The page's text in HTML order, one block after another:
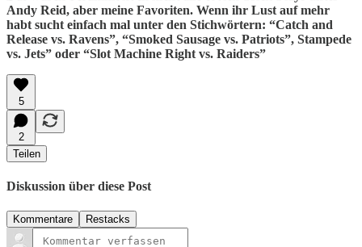
Andy Reid, aber meine Favoriten. Wenn ihr Lust auf mehr
habt sucht einfach mal unter den Stichwörtern: “Catch and
Release vs. Ravens”, “Smoked Sausage vs. Patriots”, Stampede
vs. Jets” oder “Slot Machine Right vs. Raiders”
5
2
Teilen
Diskussion über diese Post
Kommentare Restacks